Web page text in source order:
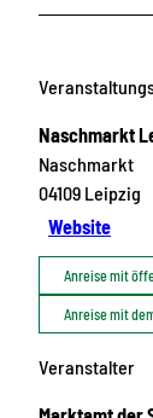
Naschmarkt
Naschmarkt
04109 Leipzig
Website
Anreise mit
Anreise mit
Veranstalter